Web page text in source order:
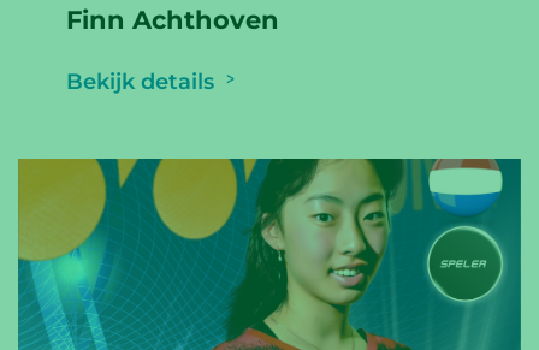
Finn Achthoven
Bekijk details